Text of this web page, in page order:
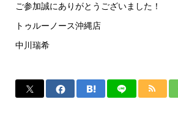
ご参加誠にありがとうございました！
トゥルーノース沖縄店
中川瑞希